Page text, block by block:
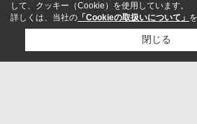
して、クッキー（Cookie）を使用しています。
詳しくは、当社の 「Cookieの取扱いについて」
閉じる